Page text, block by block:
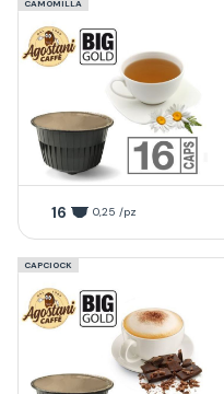
CAMOMILLA
16 0,25 /pz
CAPCIOCK